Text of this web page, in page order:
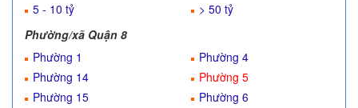
5 - 10 tỷ
> 50 tỷ
Phường/xã Quận 8
Phường 1
Phường 14
Phường 15
Phường 4
Phường 5
Phường 6